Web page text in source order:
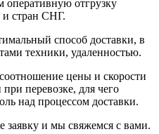
оперативную отгрузку
и стран СНГ.
способ доставки, в
техники, удаленностью.
цены и скорости
перевозке, для чего
над процессом доставки.
заявку и мы свяжемся с вами.